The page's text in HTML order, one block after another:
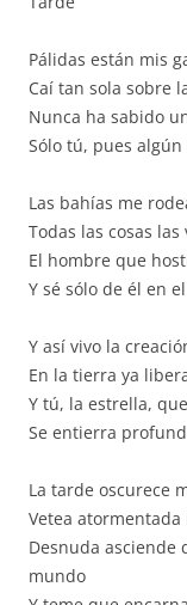
Pálidas están mis
Caí tan sola sobre
Nunca ha sabido
Sólo tú, pues
Las bahías me
Todas las cosas
El hombre que
Y sé sólo de él en
Y así vivo la
En la tierra ya
Y tú, la estrella,
Se entierra
La tarde oscurece
Vetea
Desnuda asciende
mundo